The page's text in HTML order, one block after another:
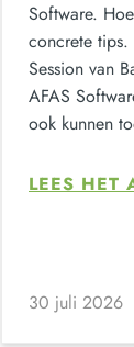
Software.
concrete
Session van
AFAS
ook kunnen
LEES HET
30 juli 2026